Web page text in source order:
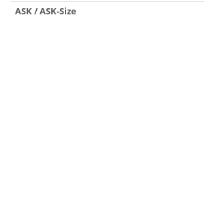
ASK / ASK-Size